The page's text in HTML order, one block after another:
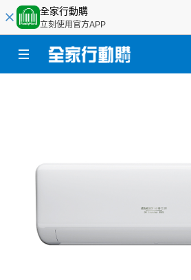
全家行動購
立刻使用官方APP